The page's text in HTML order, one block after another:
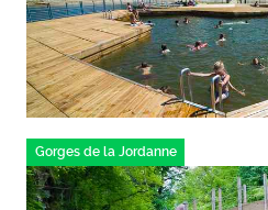
Gorges de la Jordanne